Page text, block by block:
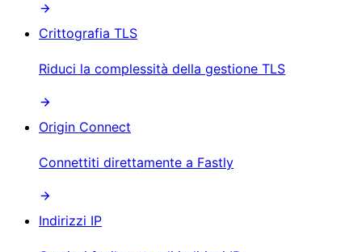
Crittografia TLS
Riduci la complessità della gestione TLS
Origin Connect
Connettiti direttamente a Fastly
Indirizzi IP